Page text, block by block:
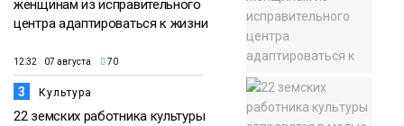
женщинам из исправительного
центра адаптироваться к жизни
12:32 07 августа 70
3 Культура
22 земских работника культуры